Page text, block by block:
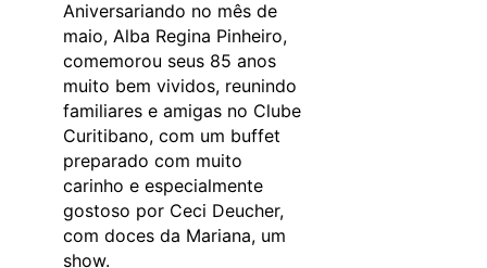
Aniversariando no mês de
maio, Alba Regina Pinheiro,
comemorou seus 85 anos
muito bem vividos, reunindo
familiares e amigas no Clube
Curitibano, com um buffet
preparado com muito
carinho e especialmente
gostoso por Ceci Deucher,
com doces da Mariana, um
show.